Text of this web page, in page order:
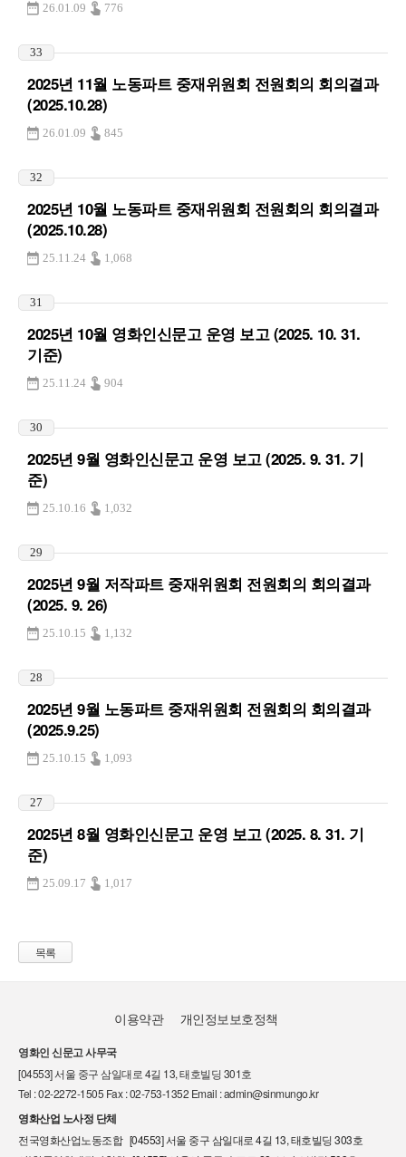
26.01.09 776
33
2025년 11월 노동파트 중재위원회 전원회의 회의결과
(2025.10.28)
26.01.09 845
32
2025년 10월 노동파트 중재위원회 전원회의 회의결과
(2025.10.28)
25.11.24 1,068
31
2025년 10월 영화인신문고 운영 보고 (2025. 10. 31.
기준)
25.11.24 904
30
2025년 9월 영화인신문고 운영 보고 (2025. 9. 31. 기
준)
25.10.16 1,032
29
2025년 9월 저작파트 중재위원회 전원회의 회의결과
(2025. 9. 26)
25.10.15 1,132
28
2025년 9월 노동파트 중재위원회 전원회의 회의결과
(2025.9.25)
25.10.15 1,093
27
2025년 8월 영화인신문고 운영 보고 (2025. 8. 31. 기
준)
25.09.17 1,017
목록
이용약관 개인정보보호정책
영화인 신문고 사무국
[04553] 서울 중구 삼일대로 4길 13, 태호빌딩 301호
Tel : 02-2272-1505 Fax : 02-753-1352 Email : admin@sinmungo.kr
영화산업 노사정 단체
전국영화산업노동조합 [04553] 서울 중구 삼일대로 4길 13, 태호빌딩 303호